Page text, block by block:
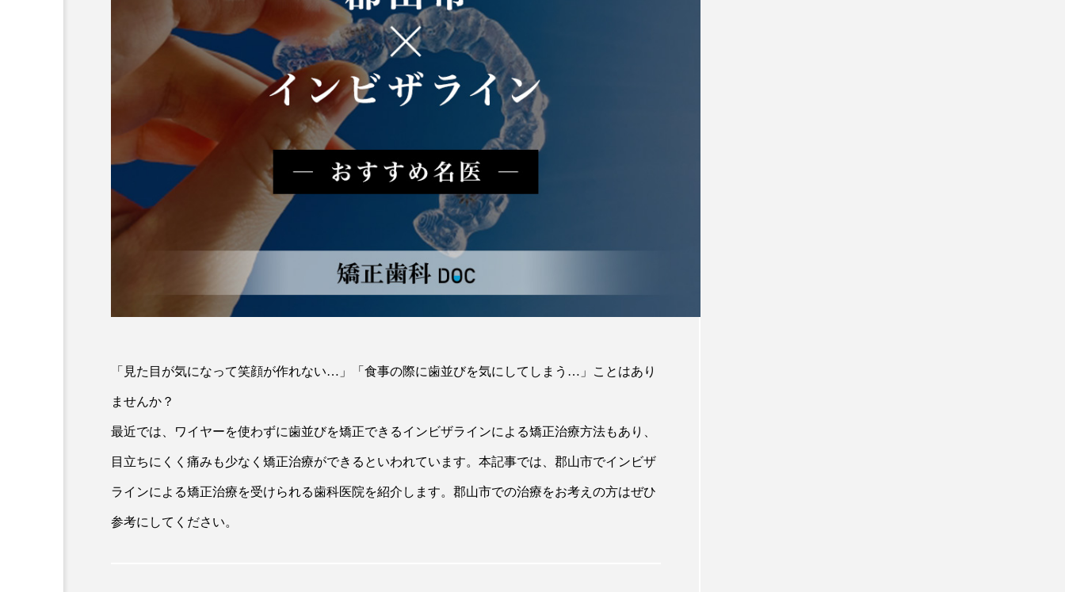
テスト用_東京都おすすめの矯正
歯科の名医28人
2026.06.12
マウスピース型矯正治療後に保
定は必要?リテーナーの装着期間
や時間、注意点も解説
2025.12.07
注目のトピック
おすすめ名医一覧 コラム マウスピース矯正 治療
「見た目が気になって笑顔が作れない…」「食事の際に歯並びを気にしてしまう…」ことはあり
ませんか？
最近では、ワイヤーを使わずに歯並びを矯正できるインビザラインによる矯正治療方法もあり、
目立ちにくく痛みも少なく矯正治療ができるといわれています。本記事では、郡山市でインビザ
ラインによる矯正治療を受けられる歯科医院を紹介します。郡山市での治療をお考えの方はぜひ
参考にしてください。